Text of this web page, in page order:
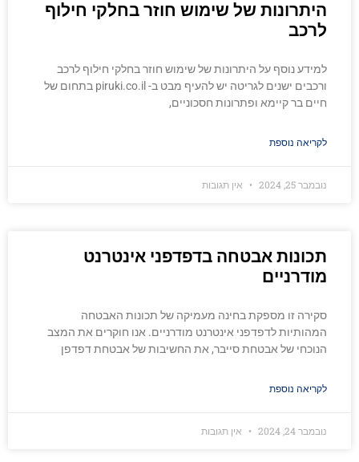
היתרונות של שימוש חוזר בחלקי חילוף
לרכב
למידע נוסף על היתרונות של שימוש חוזר בחלקי חילוף לרכב
ורכבים ישנים לגריטה יש להעיף מבט ב- piruki.co.il בתחום של
חיים בר קיימא ופתרונות חסכוניים,
לקריאה נוספת
נובמבר 25, 2024 אין תגובות
תכונות אבטחה בדפדפני אינטרנט
מודרניים
סקירה זו מספקת בחינה מעמיקה של תכונות האבטחה
המהותיות לדפדפני אינטרנט מודרניים. אנו חוקרים את המצב
הנוכחי של אבטחת סייבר, את החשיבות של אבטחת דפדפן
לקריאה נוספת
נובמבר 24, 2024 אין תגובות